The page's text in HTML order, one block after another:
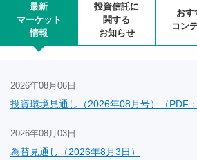
最新
マーケット
情報
投資信託に
関する
お知らせ
おす
コン
2026年08月06日
投資環境見通し（2026年08月号）（PDF：
2026年08月03日
為替見通し（2026年8月3日）